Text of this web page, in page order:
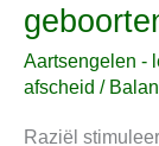
Aartsengelen -
afscheid /
Raziël
minder
leuke
dingen
kunnen